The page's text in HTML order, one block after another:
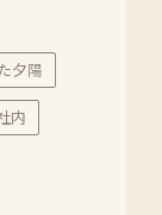
夕陽
内